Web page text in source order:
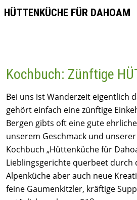
HÜTTENKÜCHE FÜR DAHOAM
Kochbuch: Zünftige
Bei uns ist Wanderzeit eigentlich
gehört einfach eine zünftige
Bergen gibts oft eine gute
unserem Geschmack und
Kochbuch „Hüttenküche für
Lieblingsgerichte querbeet
Alpenküche aber auch neue
feine Gaumenkitzler, kräftige